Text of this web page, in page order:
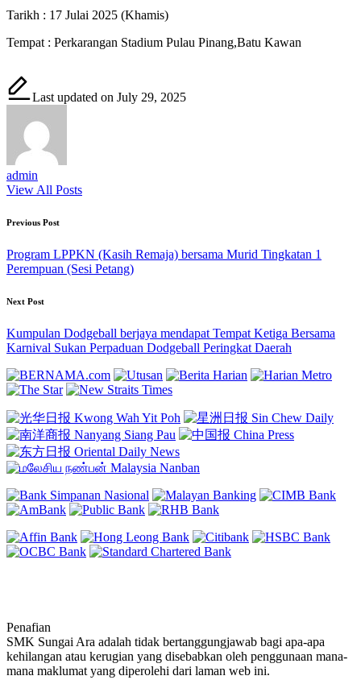
Tarikh : 17 Julai 2025 (Khamis)
Tempat : Perkarangan Stadium Pulau Pinang,Batu Kawan
Last updated on July 29, 2025
admin
View All Posts
Post
navigation
Previous Post
Program LPPKN (Kasih Remaja) bersama Murid Tingkatan 1
Perempuan (Sesi Petang)
Next Post
Kumpulan Dodgeball berjaya mendapat Tempat Ketiga Bersama
Karnival Sukan Perpaduan Dodgeball Peringkat Daerah
Penafian
SMK Sungai Ara adalah tidak bertanggungjawab bagi apa-apa
kehilangan atau kerugian yang disebabkan oleh penggunaan mana-
mana maklumat yang diperolehi dari laman web ini.